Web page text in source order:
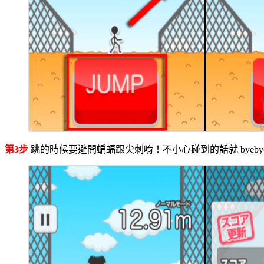
第3步 跳的時候要避開蝙蝠跟尖刺唷！不小心碰到的話就